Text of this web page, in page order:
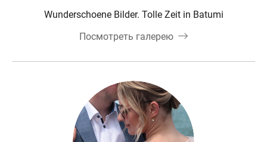
Wunderschoene Bilder. Tolle Zeit in Batumi
Посмотреть галерею